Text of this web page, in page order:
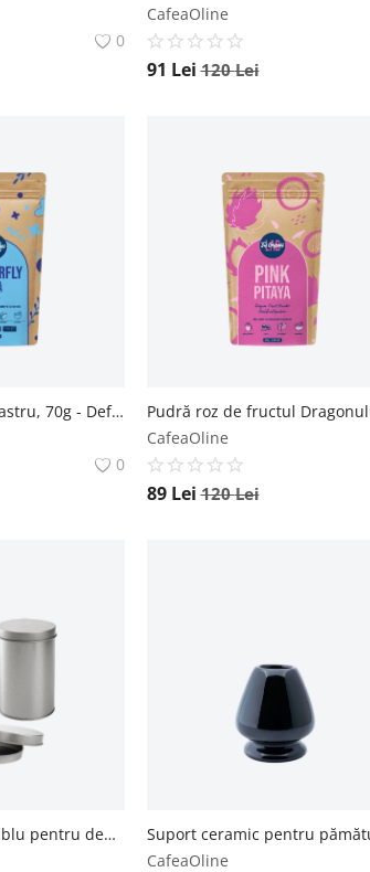
0
CafeaOline
91 Lei 120Lei
Pudră de ceai albastru, 70g - Default Title The Organic Lab
0
CafeaOline
89 Lei 120Lei
Cutie cu capac dublu pentru depozitare - Default Title Moya
CafeaOline